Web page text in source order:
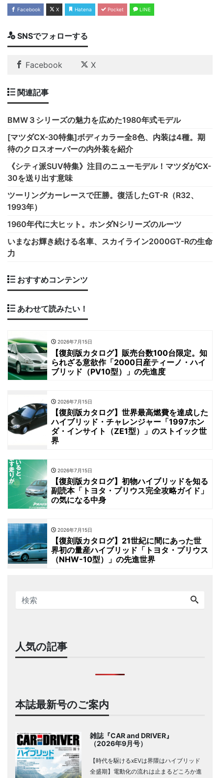
Facebook X Hatena Pocket LINE
SNSでフォローする
Facebook X
関連記事
BMW３シリーズの魅力を広めた1980年式モデル
[マツダCX-30特集]ボディカラー全8色、内装は4種。期
待のクロスオーバーの内外装を紹介
《シティ派SUV特集》注目のニューモデル！マツダがCX-
30を送り出す意味
ツーリングカーレースで圧勝。復活したGT-R（R32、
1993年）
1960年代に大ヒット。ホンダNシリーズのルーツ
いまなお輝き続ける名車、スカイライン2000GT-Rの生命
力
おすすめコンテンツ
あわせて読みたい！
2026年7月15日
【復刻版カタログ】販売台数100台限定。知
られざる意欲作「2000日産ティーノ・ハイ
ブリッド（PV10型）」の先進度
2026年7月15日
【復刻版カタログ】世界最高燃費を達成した
ハイブリッド・チャレンジャー「1997ホン
ダ・インサイト（ZE1型）」のストイック世
界
2026年7月15日
【復刻版カタログ】初物ハイブリッドを知る
副読本「トヨタ・プリウス完全攻略ガイド」
の気になる中身
2026年7月15日
【復刻版カタログ】21世紀に間にあった世
界初の量産ハイブリッド「トヨタ・プリウス
（NHW-10型）」の先進世界
人気の記事
本誌最新号のご案内
雑誌『CAR and DRIVER』
（2026年9月号）
【時代を駆けるxEVは界隈はハイブリッド
全盛期】電動化の流れは止まるどころか進